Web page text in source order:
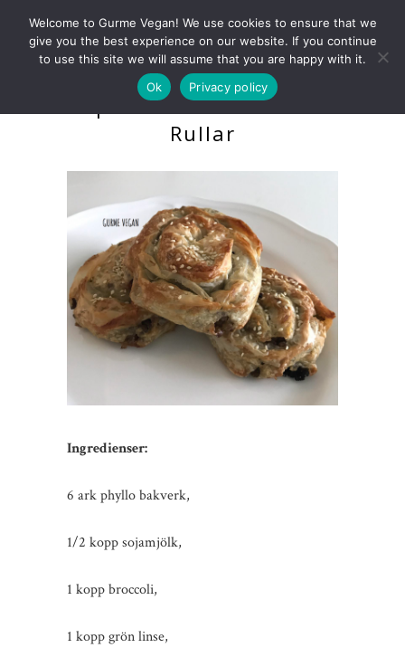
Sparriskål Grön Linse
Rullar
Ingredienser:
6 ark phyllo bakverk,
1/2 kopp sojamjölk,
1 kopp broccoli,
1 kopp grön linse,
Welcome to Gurme Vegan! We use cookies to ensure that we
give you the best experience on our website. If you continue
to use this site we will assume that you are happy with it.
Ok
Privacy policy